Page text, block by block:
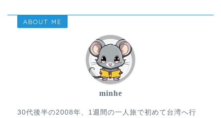
ABOUT ME
minhe
30代後半の2008年、1週間の一人旅で初めて台湾へ行